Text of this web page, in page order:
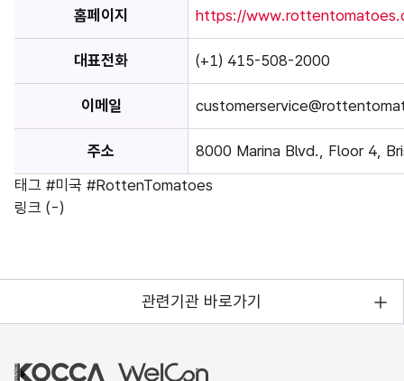
홈페이지 https://
대표전화 (+1) 415-508-2000
이메일
주소
8000 Marina Blvd., Floor 4,
태그 #미국 #RottenTomatoes
링크 (-)
관련기관 바로가기